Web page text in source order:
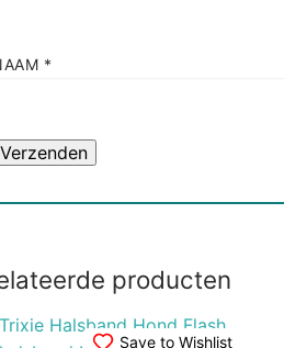
*
producten
Save to Wishlist